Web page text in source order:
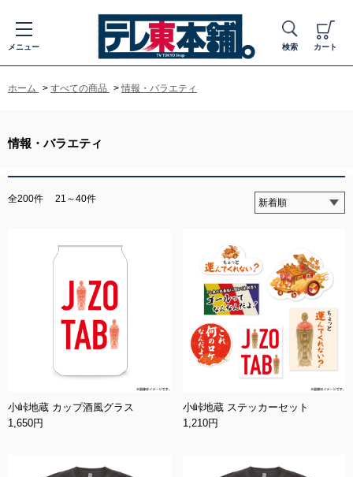
メニュー 検索 カート
ホーム > すべての商品 >情報・バラエティ
情報・バラエティ
全200件 21～40件
小峠地蔵 カップ酒風グラス
1,650円
小峠地蔵 ステッカーセット
1,210円